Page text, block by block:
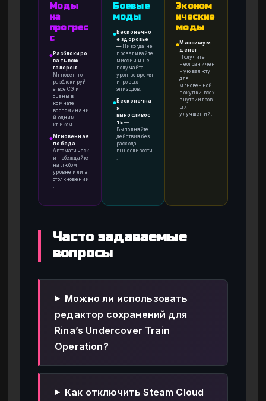
Моды
на
прогрес
с
● Разблокиро
вать всю
галерею —
Мгновенно
разблокируйт
е все CG и
сцены в
комнате
воспоминани
й одним
кликом.
● Мгновенная
победа —
Автоматическ
и побеждайте
на любом
уровне или в
столкновении
Боевые
моды
● Бесконечно
е здоровье
— Никогда не
проваливайте
миссии и не
получайте
урон во время
игровых
эпизодов.
● Бесконечна
я
выносливос
ть —
Выполняйте
действия без
расхода
выносливости
Эконом
ические
моды
●Максимум
денег —
Получите
неограничен
ную валюту
для
мгновенной
покупки всех
внутриигров
ых
улучшений.
Часто задаваемые
вопросы
Можно ли использовать
редактор сохранений для
Rina’s Undercover Train
Operation?
Как отключить Steam Cloud